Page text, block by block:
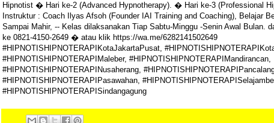
Hipnotist � Hari ke-2 (Advanced Hypnotherapy). � Hari ke-3 (Professional
Instruktur : Coach Ilyas Afsoh (Founder IAI Training and Coaching), Belajar
Sampai Mahir, -- Kelas dilaksanakan Tiap Sabtu-Minggu -Senin Awal Bulan.
ke 0821-4150-2649 � atau klik https://wa.me/6282141502649
#HIPNOTISHIPNOTERAPIKotaJakartaPusat,
#HIPNOTISHIPNOTERAPIMaleber, #HIPNOTISHIPNOTERAPIMandirancan,
#HIPNOTISHIPNOTERAPINusaherang,
#HIPNOTISHIPNOTERAPIPasawahan,
#HIPNOTISHIPNOTERAPISindangagung